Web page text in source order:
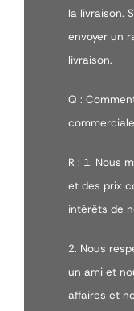
la livraison.
envoyer un
livraison.
Q :
R : 1. Nous
et des prix
intérêts de
2. Nous
un ami et
affaires et